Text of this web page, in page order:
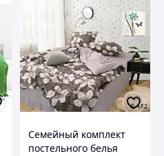
Семейный комплект
постельного белья